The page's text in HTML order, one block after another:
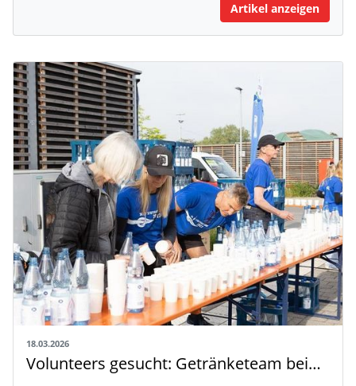
Artikel anzeigen
18.03.2026
Volunteers gesucht: Getränketeam beim 33. Stuttgart-Lauf